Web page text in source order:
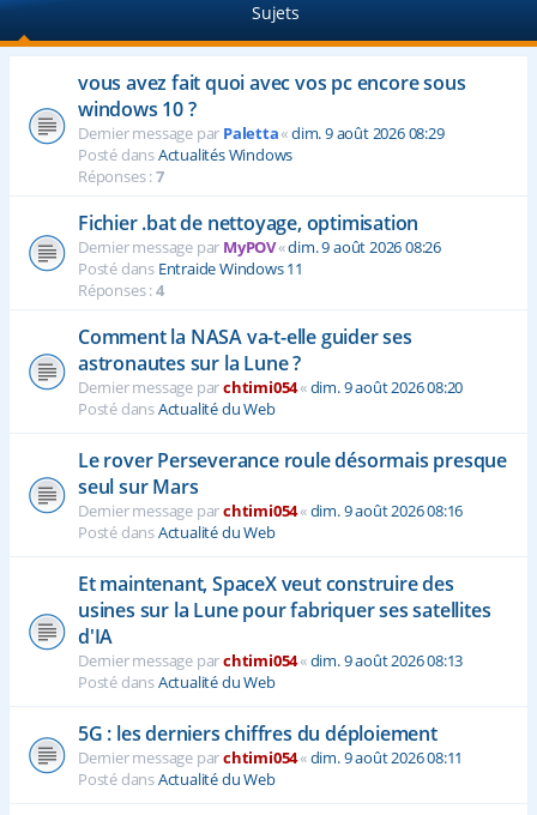
Sujets
vous avez fait quoi avec vos pc encore sous
windows 10 ?
Dernier message par Paletta«dim. 9 août 2026 08:29
Posté dansActualités Windows
Réponses :7
Fichier .bat de nettoyage, optimisation
Dernier message par MyPOV«dim. 9 août 2026 08:26
Posté dans Entraide Windows 11
Réponses :4
Comment la NASA va-t-elle guider ses
astronautes sur la Lune ?
Dernier message parchtimi054«dim. 9 août 2026 08:20
Posté dansActualité du Web
Le rover Perseverance roule désormais presque
seul sur Mars
Dernier message parchtimi054«dim. 9 août 2026 08:16
Posté dansActualité du Web
Et maintenant, SpaceX veut construire des
usines sur la Lune pour fabriquer ses satellites
d'IA
Dernier message parchtimi054«dim. 9 août 2026 08:13
Posté dansActualité du Web
5G : les derniers chiffres du déploiement
Dernier message parchtimi054«dim. 9 août 2026 08:11
Posté dansActualité du Web